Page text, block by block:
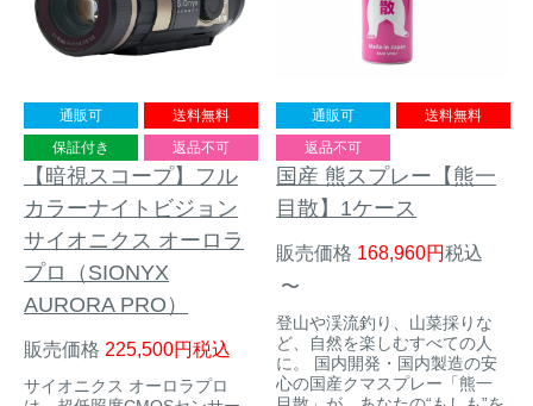
通販可
送料無料
保証付き
返品不可
【暗視スコープ】フル
カラーナイトビジョン
サイオニクス オーロラ
プロ（SIONYX
AURORA PRO）
販売価格 225,500 税込
サイオニクス オーロラプロ
通販可
送料無料
返品不可
国産 熊スプレー【熊一
目散】1ケース
販売価格 168,960
税込
〜
登山や渓流釣り、山菜採りな
ど、自然を楽しむすべての人
に。 国内開発・国内製造の安
心の国産クマスプレー「熊一